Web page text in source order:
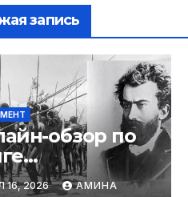
запись
обзор по
16, 2026 АМИНА